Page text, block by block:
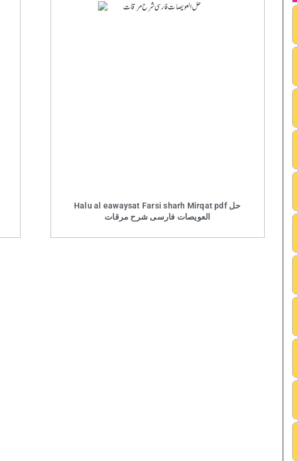
Halu al eawaysat Farsi sharh Mirqat pdf حل
العویصات فارسی شرح مرقات